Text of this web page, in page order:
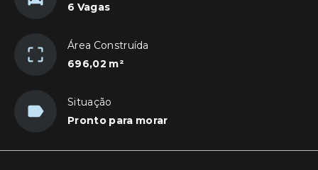
6 Vagas
Área Construída
696,02 m²
Situação
Pronto para morar